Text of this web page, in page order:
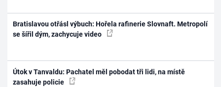
Bratislavou otřásl výbuch: Hořela rafinerie Slovnaft. Metropolí
se šířil dým, zachycuje video
Útok v Tanvaldu: Pachatel měl pobodat tři lidi, na místě
zasahuje policie